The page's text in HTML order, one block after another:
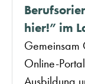
hier!” im
Gemeinsam
Online-
Ausbildung